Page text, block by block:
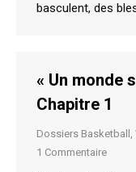
basculent, des
« Un monde
Chapitre 1
Dossiers Basketball ,
1 Commentaire